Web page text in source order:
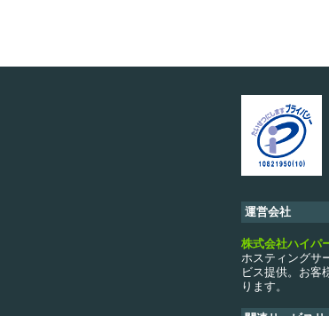
運営会社
株式会社ハイパ
ホスティングサ
ビス提供。お客
ります。